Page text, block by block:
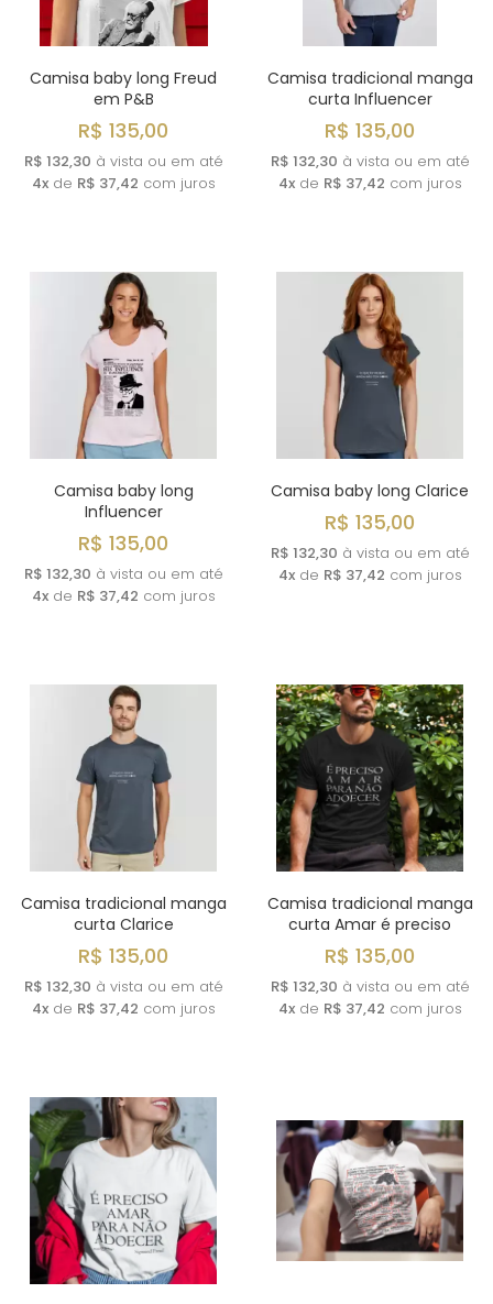
Camisa baby long Freud
em P&B
R$ 135,00
R$ 132,30 à vista ou em até
4xde R$ 37,42 com juros
Camisa tradicional manga
curta Influencer
R$ 135,00
R$ 132,30 à vista ou em até
4xde R$ 37,42 com juros
Camisa baby long
Influencer
R$ 135,00
R$ 132,30 à vista ou em até
4xde R$ 37,42 com juros
Camisa baby long Clarice
R$ 135,00
R$ 132,30 à vista ou em até
4xde R$ 37,42 com juros
Camisa tradicional manga
curta Clarice
R$ 135,00
R$ 132,30 à vista ou em até
4xde R$ 37,42 com juros
Camisa tradicional manga
curta Amar é preciso
R$ 135,00
R$ 132,30 à vista ou em até
4xde R$ 37,42 com juros